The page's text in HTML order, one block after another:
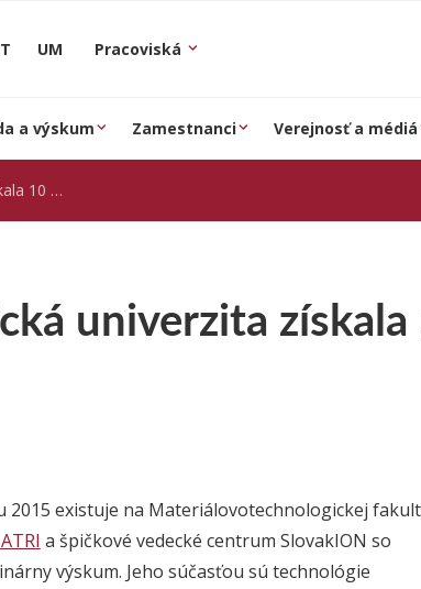
UM Pracoviská
a výskum Zamestnanci Verejnosť a médiá
grant
univerzita
2015 existuje na Materiálovotechnologickej
a špičkové vedecké centrum SlovakION so
výskum. Jeho súčasťou sú technológie